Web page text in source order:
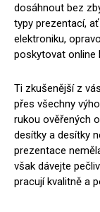
dosáhnout bez
typy prezentací,
elektroniku,
poskytovat online
Ti zkušenější z
přes všechny
rukou ověřených
desítky a desítky
prezentace
však dávejte
pracují kvalitně a